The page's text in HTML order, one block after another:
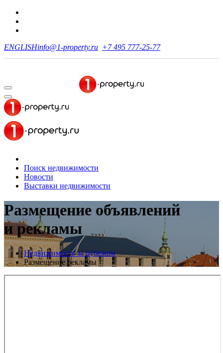
ENGLISHinfo@1-property.ru +7 495 777-25-77
Поиск недвижимости
Новости
Выставки недвижимости
Размещение объявлений
и рекламы
Недвижимость за рубежом
Размещение рекламы